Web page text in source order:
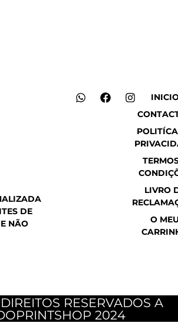
DE
NÃO
LIVRO
O
W
h
F
a
I
n
a
g
RESERVADOS A
2024